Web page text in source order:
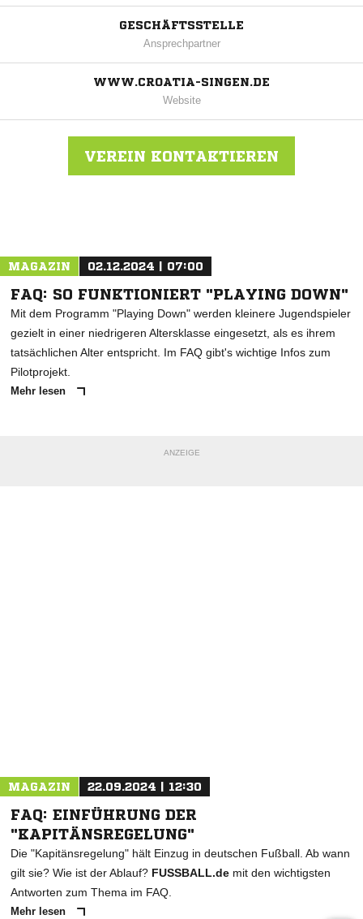
GESCHÄFTSSTELLE
Ansprechpartner
WWW.CROATIA-SINGEN.DE
Website
VEREIN KONTAKTIEREN
MAGAZIN 02.12.2024 | 07:00
FAQ: SO FUNKTIONIERT "PLAYING DOWN"
Mit dem Programm "Playing Down" werden kleinere Jugendspieler
gezielt in einer niedrigeren Altersklasse eingesetzt, als es ihrem
tatsächlichen Alter entspricht. Im FAQ gibt's wichtige Infos zum
Pilotprojekt.
Mehr lesen
ANZEIGE
MAGAZIN 22.09.2024 | 12:30
FAQ: EINFÜHRUNG DER
"KAPITÄNSREGELUNG"
Die "Kapitänsregelung" hält Einzug in deutschen Fußball. Ab wann
gilt sie? Wie ist der Ablauf? FUSSBALL.de mit den wichtigsten
Antworten zum Thema im FAQ.
Mehr lesen